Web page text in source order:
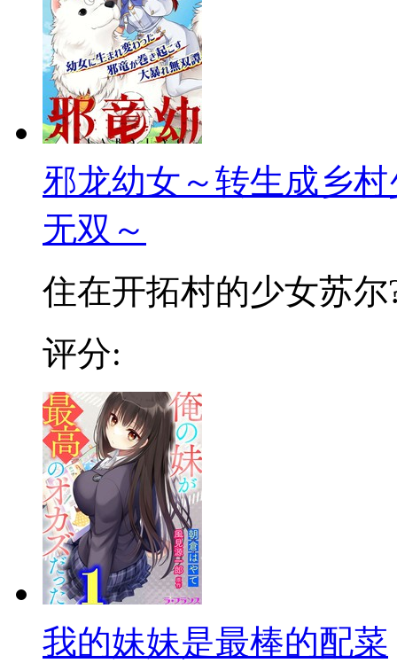
邪龙幼女～转生成乡
无双～
住在开拓村的少女苏尔
评分:
我的妹妹是最棒的配菜